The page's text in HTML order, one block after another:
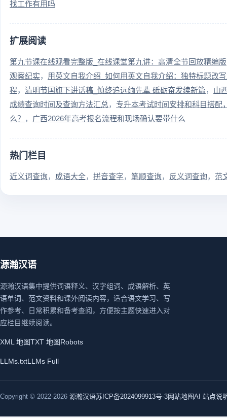
找工作有用吗
扩展阅读
第九节课在线观看完整版_在线课堂第九讲：高清全节回放精编版
观察纪实
用英文自我介绍_如何用英文自我介绍：独特标题改
程
清明节国旗下讲话稿_慎终追远缅先辈 砥砺奋发续新篇
山
成绩查询时间及查询方法汇总
专升本考试时间安排和科目搭配
么？
广西2026年高考报名流程和现场确认要带什么
热门栏目
近义词查询 成语大全 拼音查字 笔顺查询 反义词查询 范
源瀚汉语
源瀚汉语集中提供词语释义、汉字组词、成语解析、英
语单词、范文资料和课外阅读内容，适合语文学习、写
作参考、日常积累和备考查阅，方便按主题快速进入对
应栏目继续阅读。
XML 地图TXT 地图Robots
LLMs.txtLLMs Full
Copyright © 2022-2026 源瀚汉语苏ICP备2024099913号-3网站地图AI 站点说